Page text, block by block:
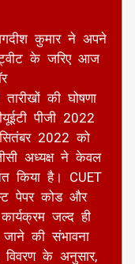
कुमार ने अपने
के जरिए आज
की घोषणा
पीजी 2022
2022 को
अध्यक्ष ने केवल
किया है। CUET
पेपर कोड और
जल्द ही
जाने की संभावना
विवरण के अनुसार,